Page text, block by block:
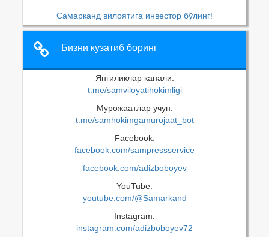
Самарқанд вилоятига инвестор бўлинг!
Бизни кузатиб боринг
Янгиликлар канали:
t.me/samviloyatihokimligi
Мурожаатлар учун:
t.me/samhokimgamurojaat_bot
Facebook:
facebook.com/sampressservice
facebook.com/adizboboyev
YouTube:
youtube.com/@Samarkand
Instagram:
instagram.com/adizboboyev72